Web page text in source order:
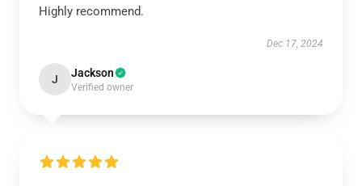
Highly recommend.
Dec 17, 2024
J Jackson
Verified owner